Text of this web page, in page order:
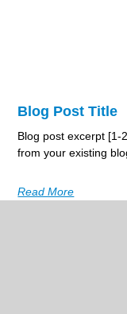
Blog Post Title
Blog post excerpt [1-
from your existing
Read More